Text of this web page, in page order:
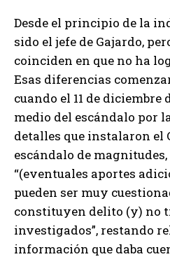
Desde el principio de la
sido el jefe de Gajardo,
coinciden en que no ha
Esas diferencias
cuando el 11 de diciembre
medio del escándalo por
detalles que instalaron el
escándalo de
“(eventuales aportes
pueden ser muy
constituyen delito (y) no
investigados”, restando
información que daba